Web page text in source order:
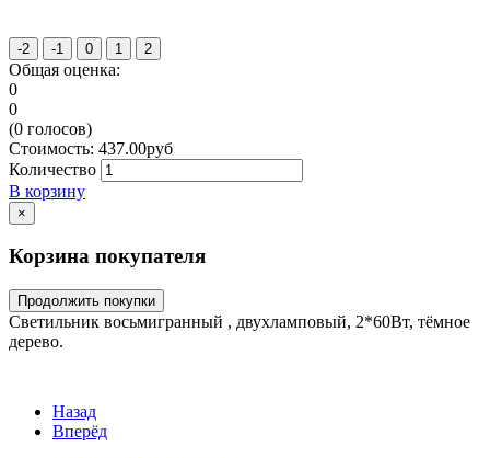
Общая оценка:
0
0
(0 голосов)
Стоимость: 437.00руб
Количество
В корзину
×
Корзина покупателя
Продолжить покупки
Светильник восьмигранный , двухламповый, 2*60Вт, тёмное
дерево.
Назад
Вперёд